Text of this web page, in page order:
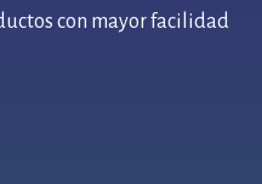
con mayor facilidad